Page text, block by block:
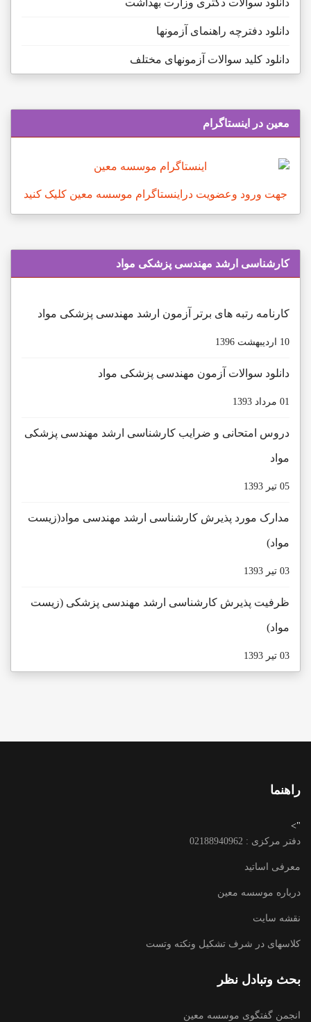
دانلود سوالات دکتری وزارت بهداشت
دانلود دفترچه راهنمای آزمونها
دانلود کلید سوالات آزمونهای مختلف
معین در اینستاگرام
جهت ورود وعضویت دراینستاگرام موسسه معین کلیک کنید
كارشناسی ارشد مهندسی پزشکی مواد
کارنامه رتبه های برتر آزمون ارشد مهندسی پزشکی مواد
10 ارديبهشت 1396
دانلود سوالات آزمون مهندسی پزشکی مواد
01 مرداد 1393
دروس امتحانی و ضرایب کارشناسی ارشد مهندسی پزشکی
مواد
05 تیر 1393
مدارک مورد پذیرش کارشناسی ارشد مهندسی مواد(زیست
مواد)
03 تیر 1393
ظرفیت پذیرش کارشناسی ارشد مهندسی پزشکی (زیست
مواد)
03 تیر 1393
راهنما
">
دفتر مرکزی : 02188940962
معرفی اساتید
درباره موسسه معین
نقشه سایت
کلاسهای در شرف تشکیل ونکته وتست
بحث وتبادل نظر
انجمن گفتگوی موسسه معین